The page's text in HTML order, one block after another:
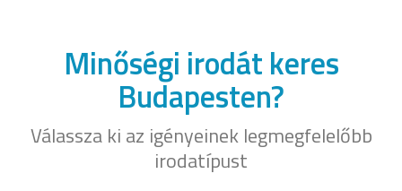
Minőségi irodát keres
Budapesten?
Válassza ki az igényeinek legmegfelelőbb
irodatípust